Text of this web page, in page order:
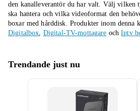
den kanalleverantör du har valt. Välj vilken
ska hantera och vilka videoformat den
boxar med hårddisk. Produkter inom denna
Digitalbox, Digital-TV-mottagare ochIptv
Trendande just nu